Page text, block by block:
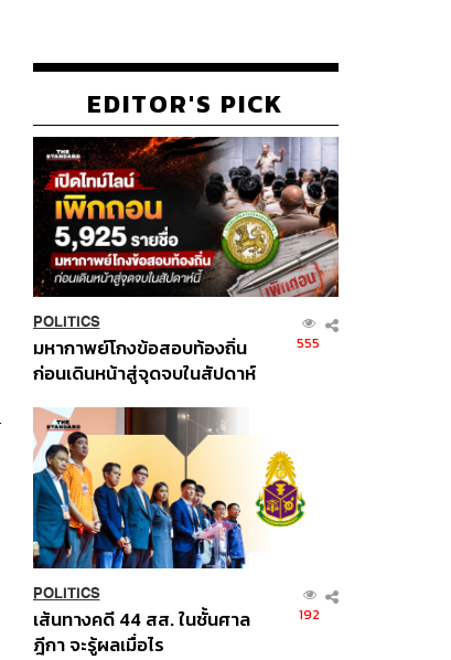
EDITOR'S PICK
POLITICS
มหากาพย์โกงข้อสอบท้องถิ่น
ก่อนเดินหน้าสู่จุดจบในสัปดาห์
555
POLITICS
เส้นทางคดี 44 สส. ในชั้นศาล
ฎีกา จะรู้ผลเมื่อไร
192